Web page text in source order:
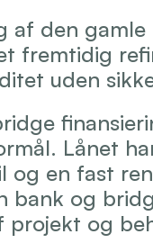
af den gamle
fremtidig
uden
Lånet
og en fast
bank og
og